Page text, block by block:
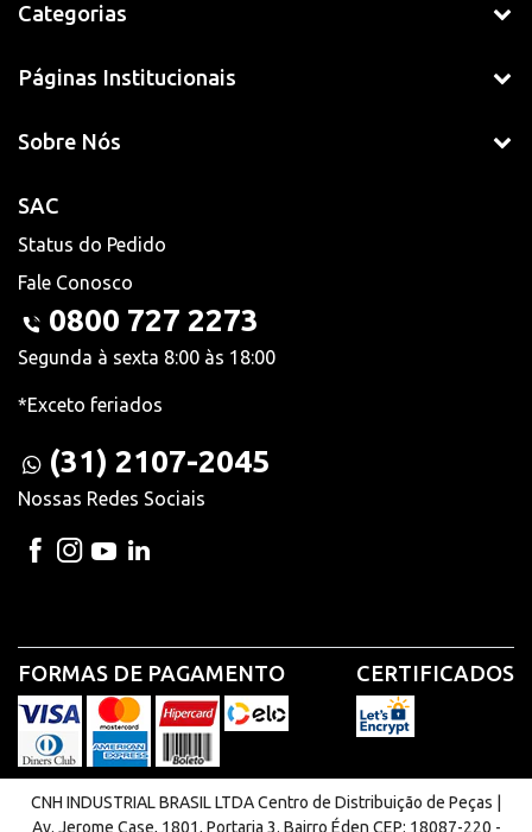
Categorias
Páginas Institucionais
Sobre Nós
SAC
Status do Pedido
Fale Conosco
0800 727 2273
Segunda à sexta 8:00 às 18:00
*Exceto feriados
(31) 2107-2045
Nossas Redes Sociais
FORMAS DE PAGAMENTO CERTIFICADOS
CNH INDUSTRIAL BRASIL LTDA Centro de Distribuição de Peças |
Av. Jerome Case, 1801, Portaria 3. Bairro Éden CEP: 18087-220 -